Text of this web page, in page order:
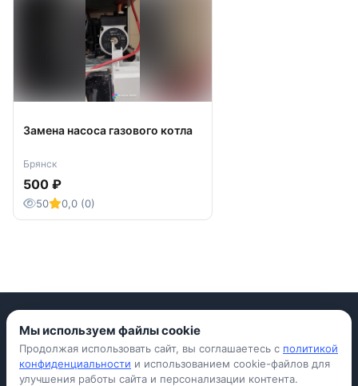
Замена насоса газового котла
Брянск
500 ₽
50 0,0 (0)
Приложение для iPhone
© Avada Shop, 2026
Мы используем файлы cookie
Продолжая использовать сайт, вы соглашаетесь с политикой
конфиденциальности и использованием cookie-файлов для
улучшения работы сайта и персонализации контента.